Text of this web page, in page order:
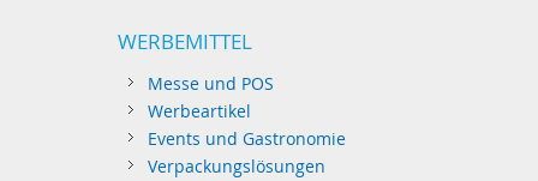
WERBEMITTEL
Messe und POS
Werbeartikel
Events und Gastronomie
Verpackungslösungen